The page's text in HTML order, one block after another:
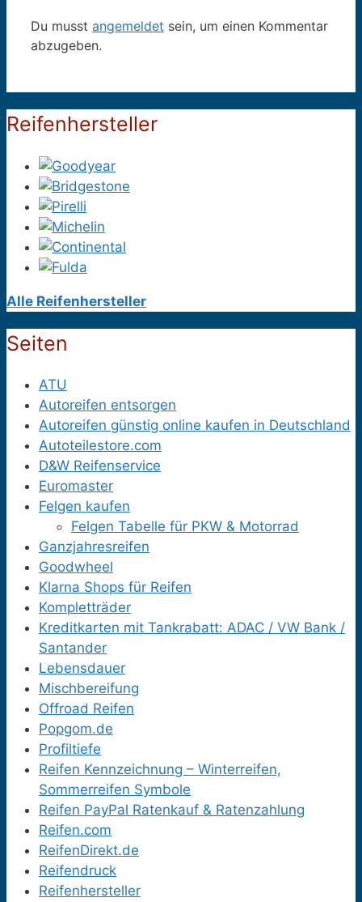
Du musst angemeldet sein, um einen Kommentar
abzugeben.
Reifenhersteller
Alle Reifenhersteller
Seiten
ATU
Autoreifen entsorgen
Autoreifen günstig online kaufen in Deutschland
Autoteilestore.com
D&W Reifenservice
Euromaster
Felgen kaufen
Felgen Tabelle für PKW & Motorrad
Ganzjahresreifen
Goodwheel
Klarna Shops für Reifen
Kompletträder
Kreditkarten mit Tankrabatt: ADAC / VW Bank /
Santander
Lebensdauer
Mischbereifung
Offroad Reifen
Popgom.de
Profiltiefe
Reifen Kennzeichnung – Winterreifen,
Sommerreifen Symbole
Reifen PayPal Ratenkauf & Ratenzahlung
Reifen.com
ReifenDirekt.de
Reifendruck
Reifenhersteller